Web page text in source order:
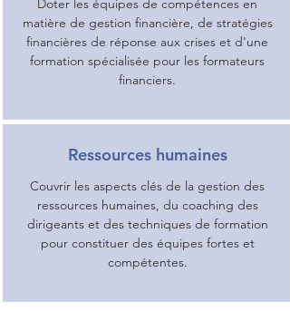
Doter les équipes de compétences en
matière de gestion financière, de stratégies
financières de réponse aux crises et d'une
formation spécialisée pour les formateurs
financiers.
Ressources humaines
Couvrir les aspects clés de la gestion des
ressources humaines, du coaching des
dirigeants et des techniques de formation
pour constituer des équipes fortes et
compétentes.